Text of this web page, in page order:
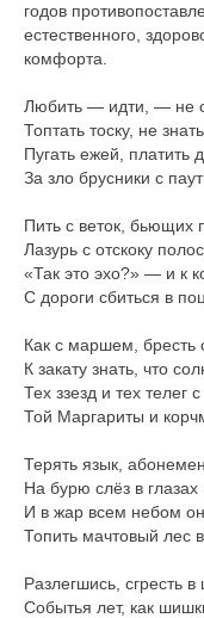
годов
естественного,
комфорта.
Любить — идти, — не
Топтать тоску, не
Пугать ежей, платить
За зло брусники с
Пить с веток, бьющих
Лазурь с отскоку
«Так это эхо?» — и к
С дороги сбиться в
Как с маршем, бресть
К закату знать, что
Тех ззезд и тех телег
Той Маргариты и
Терять язык,
На бурю слёз в глазах
И в жар всем небом
Топить мачтовый лес
Разлегшись, сгресть
Событья лет, как